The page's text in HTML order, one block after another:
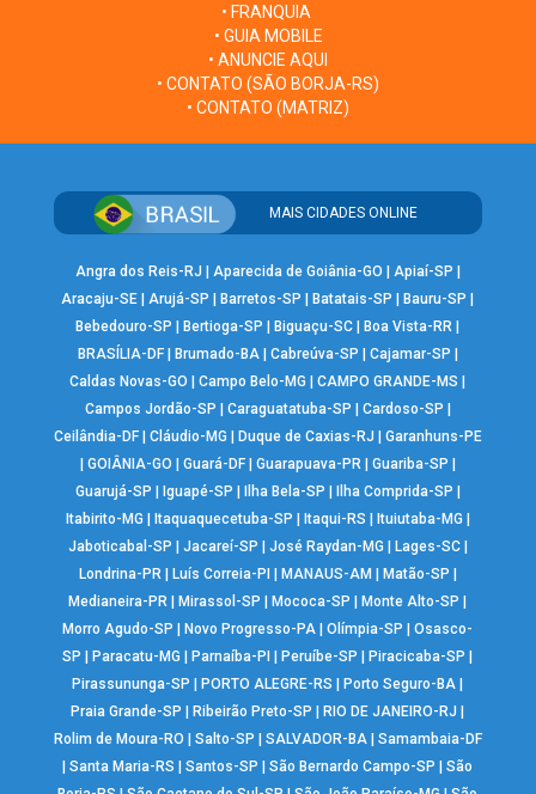
• FRANQUIA
• GUIA MOBILE
• ANUNCIE AQUI
• CONTATO (SÃO BORJA-RS)
• CONTATO (MATRIZ)
MAIS CIDADES ONLINE
Angra dos Reis-RJ | Aparecida de Goiânia-GO | Apiaí-SP |
Aracaju-SE | Arujá-SP |Barretos-SP |Batatais-SP |Bauru-SP |
Bebedouro-SP |Bertioga-SP |Biguaçu-SC |Boa Vista-RR |
BRASÍLIA-DF| Brumado-BA| Cabreúva-SP | Cajamar-SP |
Caldas Novas-GO |Campo Belo-MG |CAMPO GRANDE-MS |
Campos Jordão-SP | Caraguatatuba-SP | Cardoso-SP |
Ceilândia-DF| Cláudio-MG | Duque de Caxias-RJ | Garanhuns-PE
| GOIÂNIA-GO | Guará-DF| Guarapuava-PR | Guariba-SP |
Guarujá-SP | Iguapé-SP | Ilha Bela-SP | Ilha Comprida-SP |
Itabirito-MG | Itaquaquecetuba-SP | Itaqui-RS | Ituiutaba-MG |
Jaboticabal-SP | Jacareí-SP | José Raydan-MG | Lages-SC|
Londrina-PR | Luís Correia-PI | MANAUS-AM | Matão-SP |
Medianeira-PR |Mirassol-SP |Mococa-SP |Monte Alto-SP |
Morro Agudo-SP |Novo Progresso-PA |Olímpia-SP |Osasco-
SP |Paracatu-MG |Parnaíba-PI |Peruíbe-SP |Piracicaba-SP |
Pirassununga-SP |PORTO ALEGRE-RS |Porto Seguro-BA |
Praia Grande-SP |Ribeirão Preto-SP |RIO DE JANEIRO-RJ |
Rolim de Moura-RO | Salto-SP | SALVADOR-BA| Samambaia-DF
|Santa Maria-RS |Santos-SP |São Bernardo Campo-SP |São